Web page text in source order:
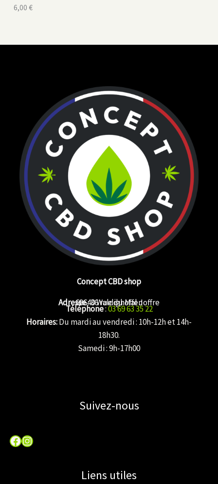
6,00 €
Concept CBD shop
Adresse: 36 rue du Mal Joffre
68640 Waldighoffen
Téléphone:03 69 63 35 22
Horaires:Du mardi au vendredi : 10h-12h et 14h-
18h30.
Samedi : 9h-17h00
Suivez-nous
Facebook
Instagram
Liens utiles